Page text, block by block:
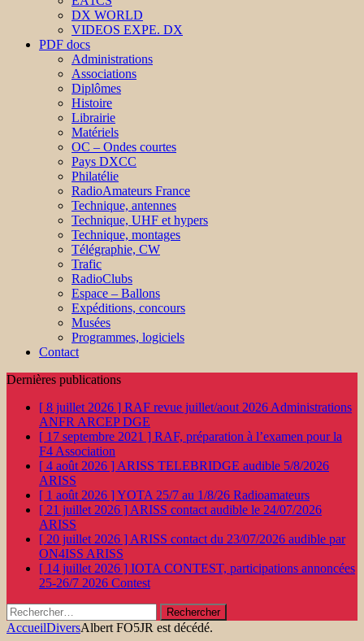
DX WORLD
VIDEOS EXPE. DX
PDF docs
Administrations
Associations
Diplômes
Histoire
Librairie
Matériels
OC – Ondes courtes
Pays DXCC
Philatélie
RadioAmateurs France
Technique, antennes
Technique, UHF et hypers
Technique, montages
Télégraphie, CW
Trafic
RadioClubs
Espace – Ballons
Expéditions, concours
Musées
Programmes, logiciels
Contact
Dernières publications
[ 8 juillet 2026 ] RAF revue juillet/aout 2026 Administrations
ANFR ARCEP DGE
[ 17 septembre 2021 ] RAF, préparation à l’examen pour la
F4 Association
[ 4 août 2026 ] ARISS TELEBRIDGE audible 5/8/2026
ARISS
[ 1 août 2026 ]YOTA 25/7 au 1/8/26 Radioamateurs
[ 21 juillet 2026 ] ARISS contact audible le 24/07/2026
ARISS
[ 20 juillet 2026 ] ARISS contact du 23/07/2026 audible par
ON4ISS ARISS
[ 14 juillet 2026 ] IOTA CONTEST, participations annoncées
25-26/7 2026 Contest
Rechercher :
AccueilDiversAlbert FO5JR est décédé.